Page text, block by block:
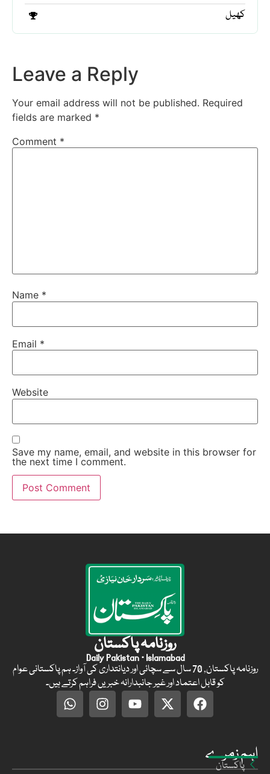
کھیل
Leave a Reply
Your email address will not be published. Required
fields are marked *
Comment *
Name *
Email *
Website
Save my name, email, and website in this browser for
the next time I comment.
اہم زمرے
پاکستان
روزنامہ پاکستان
Daily Pakistan · Islamabad
روزنامہ پاکستان, 70 سال سے سچائی اور دیانتداری کی آواز۔ ہم پاکستانی عوام
کو قابل اعتماد اور غیر جانبدارانہ خبریں فراہم کرتے ہیں۔